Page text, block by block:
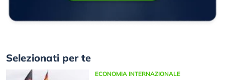
Selezionati per te
ECONOMIA INTERNAZIONALE